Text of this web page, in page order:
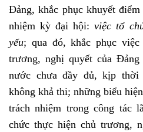
Đảng, khắc phục khuyết
nhiệm kỳ đại hội:việc tổ
yếu; qua đó, khắc phục
trương, nghị quyết của Đảng
nước chưa đầy đủ, kịp thời
không khả thi; những biểu
trách nhiệm trong công tác
chức thực hiện chủ trương,